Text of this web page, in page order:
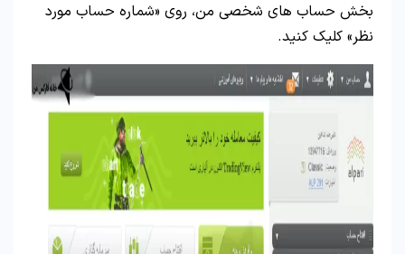
بخش حساب های شخصی من، روی «شماره حساب مورد
نظر» کلیک کنید.